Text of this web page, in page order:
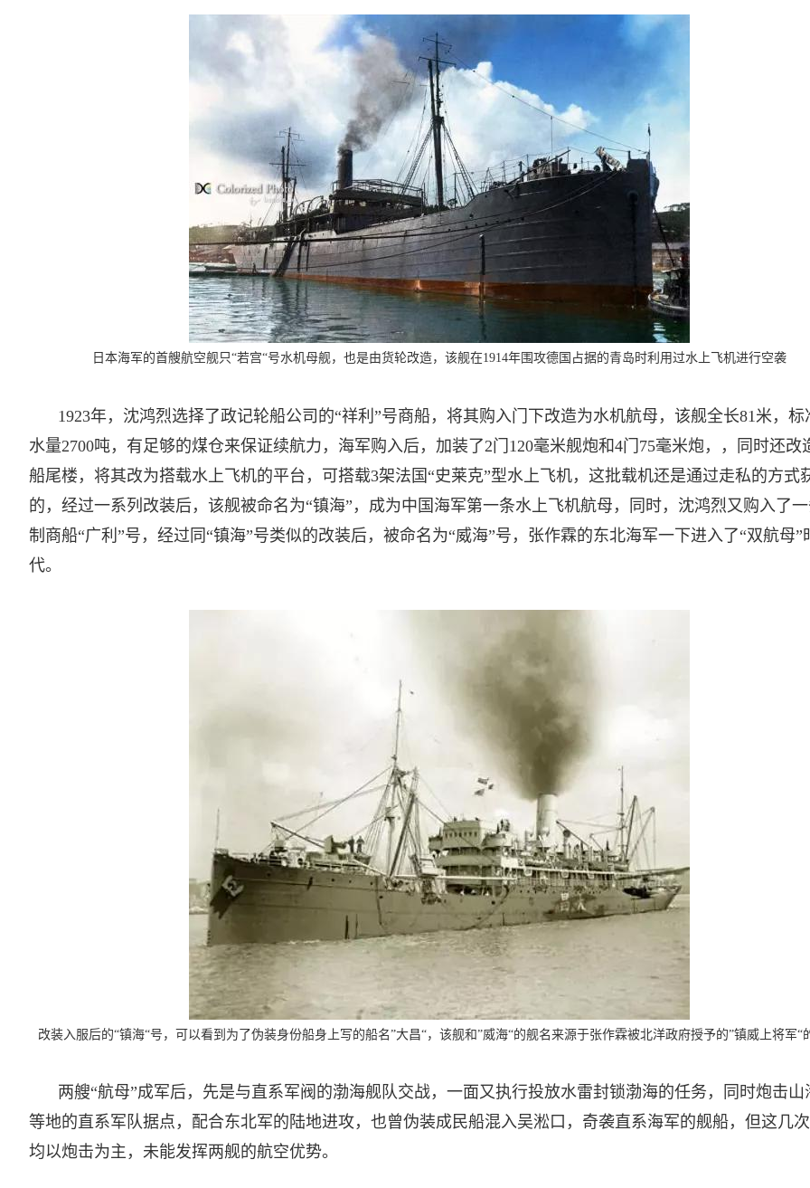
日本海军的首艘航空舰只“若宫“号水机母舰，也是由货轮改造，该舰在1914年围攻德国占据的青岛时利用过水上飞机进行空袭
1923年，沈鸿烈选择了政记轮船公司的“祥利”号商船，将其购入门下改造为水机航母，该舰全长81米，标
水量2700吨，有足够的煤仓来保证续航力，海军购入后，加装了2门120毫米舰炮和4门75毫米炮，，同时还改
船尾楼，将其改为搭载水上飞机的平台，可搭载3架法国“史莱克”型水上飞机，这批载机还是通过走私的方式
的，经过一系列改装后，该舰被命名为“镇海”，成为中国海军第一条水上飞机航母，同时，沈鸿烈又购入了
制商船“广利”号，经过同“镇海”号类似的改装后，被命名为“威海”号，张作霖的东北海军一下进入了“双航母”
代。
改装入服后的“镇海“号，可以看到为了伪装身份船身上写的船名”大昌“，该舰和”威海“的舰名来源于张作霖被北洋政府授予的”镇威上将军“
两艘“航母”成军后，先是与直系军阀的渤海舰队交战，一面又执行投放水雷封锁渤海的任务，同时炮击山
等地的直系军队据点，配合东北军的陆地进攻，也曾伪装成民船混入吴淞口，奇袭直系海军的舰船，但这几
均以炮击为主，未能发挥两舰的航空优势。